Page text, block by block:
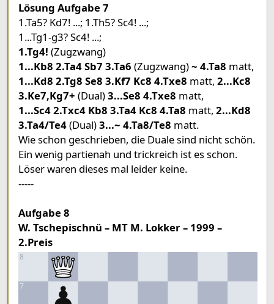
3
2
1
Pieces lists
Pieces White
King f8
Rook g5
Bishop c6
Pieces Black
King c8
Knight d6 Pawn c7
Lösung Aufgabe 7
1.Ta5? Kd7! ...; 1.Th5? Sc4! ...;
1...Tg1-g3? Sc4! ...;
1.Tg4! (Zugzwang)
1...Kb8 2.Ta4 Sb7 3.Ta6 (Zugzwang)~ 4.Ta8 matt,
1...Kd8 2.Tg8 Se8 3.Kf7 Kc8 4.Txe8 matt, 2...Kc8
3.Ke7,Kg7+ (Dual)3...Se8 4.Txe8 matt,
1...Sc4 2.Txc4 Kb8 3.Ta4 Kc8 4.Ta8 matt, 2...Kd8
3.Ta4/Te4(Dual)3...~ 4.Ta8/Te8 matt.
Wie schon geschrieben, die Duale sind nicht schön.
Ein wenig partienah und trickreich ist es schon.
Löser waren dieses mal leider keine.
-----
Aufgabe 8
W. Tschepischnü – MT M. Lokker – 1999 –
2.Preis
8
7